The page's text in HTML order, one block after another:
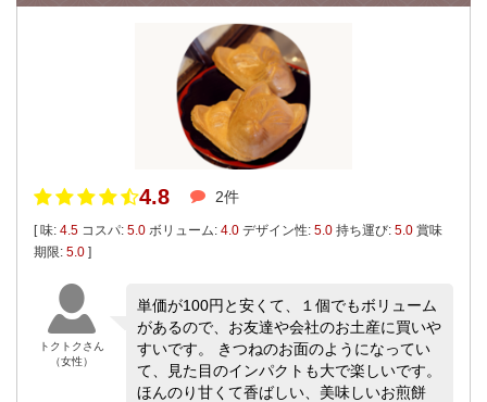
4.8 2件
[ 味: 4.5 コスパ: 5.0 ボリューム: 4.0 デザイン性: 5.0 持ち運び: 5.0 賞味
期限: 5.0 ]
トクトクさん
（女性）
単価が100円と安くて、１個でもボリューム
があるので、お友達や会社のお土産に買いや
すいです。 きつねのお面のようになってい
て、見た目のインパクトも大で楽しいです。
ほんのり甘くて香ばしい、美味しいお煎餅